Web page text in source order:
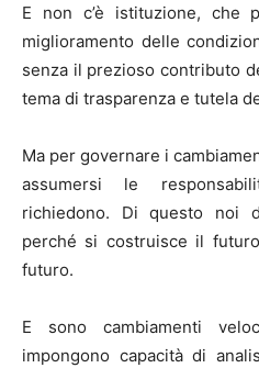
E non c’è istituzione, che
miglioramento delle
senza il prezioso contributo
tema di trasparenza e tutela
Ma per governare i
assumersi le
richiedono. Di questo noi
perché si costruisce il
futuro.
E sono cambiamenti
impongono capacità di